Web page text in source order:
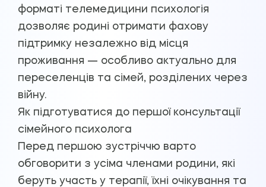
форматі телемедицини психологія
дозволяє родині отримати фахову
підтримку незалежно від місця
проживання — особливо актуально для
переселенців та сімей, розділених через
війну.
Як підготуватися до першої консультації
сімейного психолога
Перед першою зустріччю варто
обговорити з усіма членами родини, які
беруть участь у терапії, їхні очікування та